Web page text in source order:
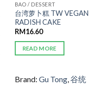
BAO / DESSERT
台湾萝卜糕 TW VEGAN
RADISH CAKE
RM16.60
READ MORE
Brand: Gu Tong, 谷统